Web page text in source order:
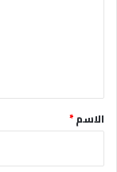
*الاسم*